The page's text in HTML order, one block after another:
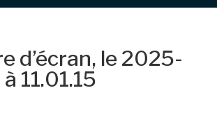
d’écran, le 2025-
11.01.15